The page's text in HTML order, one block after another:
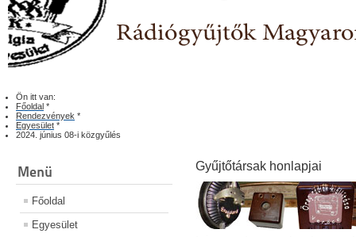
Ön itt van:
Főoldal *
Rendezvények *
Egyesület *
2024. június 08-i közgyűlés
Menü
Főoldal
Egyesület
Gyűjtőtársak honlapjai